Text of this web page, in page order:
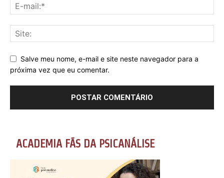
Salve meu nome, e-mail e site neste navegador para a
próxima vez que eu comentar.
ACADEMIA FÃS DA PSICANÁLISE